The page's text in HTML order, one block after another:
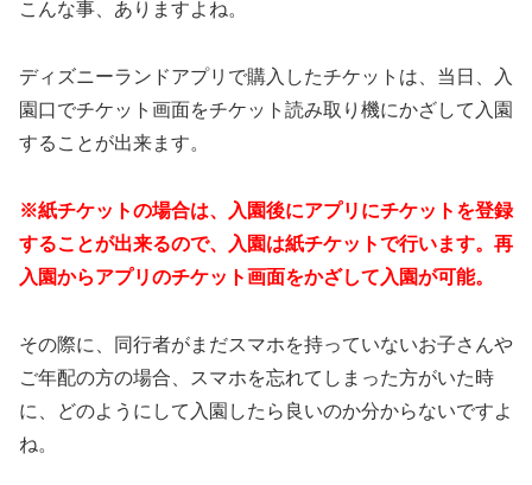
こんな事、ありますよね。
ディズニーランドアプリで購入したチケットは、当日、入
園口でチケット画面をチケット読み取り機にかざして入園
することが出来ます。
※紙チケットの場合は、入園後にアプリにチケットを登録
することが出来るので、入園は紙チケットで行います。再
入園からアプリのチケット画面をかざして入園が可能。
その際に、同行者がまだスマホを持っていないお子さんや
ご年配の方の場合、スマホを忘れてしまった方がいた時
に、どのようにして入園したら良いのか分からないですよ
ね。